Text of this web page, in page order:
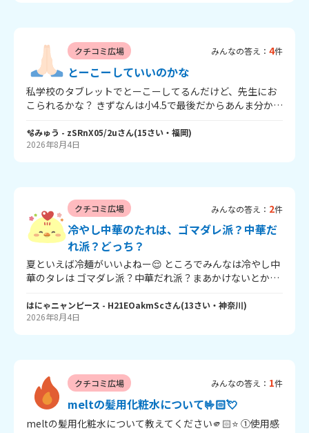
クチコミ広場 みんなの答え： 4件
とーこーしていいのかな
私学校のタブレットでとーこーしてるんだけど、先生にお
こられるかな？ きずなんは小4.5で最後だからあんま分かり
🫧みゅう - zSRnX05/2uさん(15さい・ 福岡)
2026年8月4日
クチコミ広場 みんなの答え： 2件
冷やし中華のたれは、ゴマダレ派？中華だ
れ派？どっち？
夏といえば冷麺がいいよねー😌 ところでみんなは冷やし中
華のタレは ゴマダレ派？中華だれ派？まあかけないとか、
派！？ 教えてください！！
はにゃニャンピース - H21EOakmScさん(13さい・ 神奈川)
2026年8月4日
クチコミ広場 みんなの答え： 1件
meltの髪用化粧水について🤟🏻💘
meltの髪用化粧水について教えてください🫵🏻⭐️ ①使用感